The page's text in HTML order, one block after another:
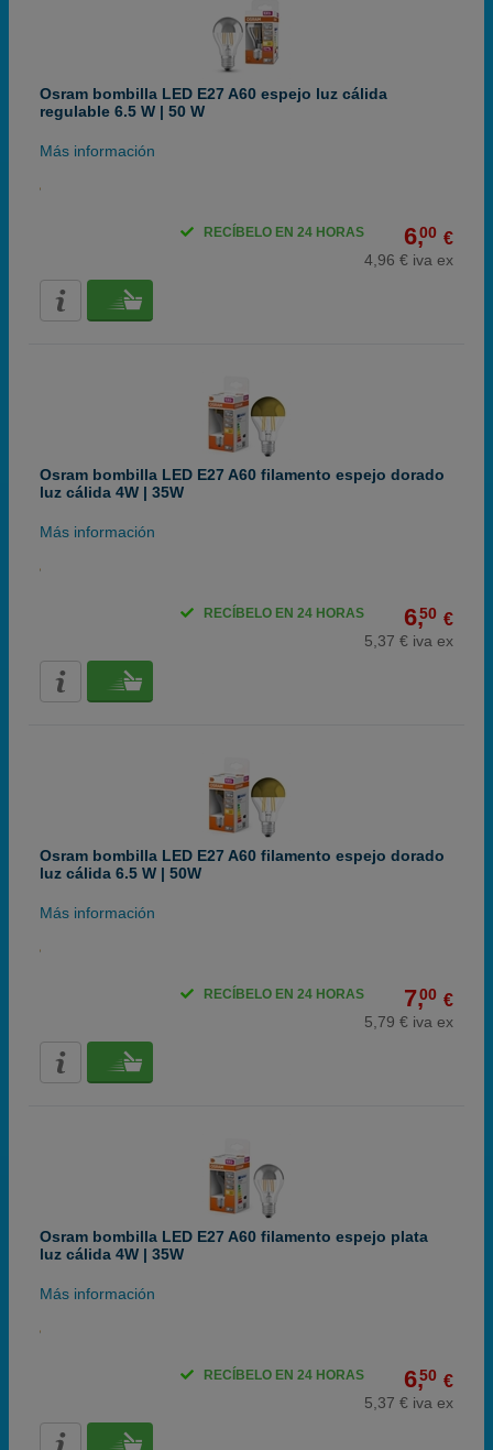
Osram bombilla LED E27 A60 espejo luz cálida
regulable 6.5 W | 50 W
Más información
6,00 €
4,96 € iva ex
RECÍBELO EN 24 HORAS
Osram bombilla LED E27 A60 filamento espejo dorado
luz cálida 4W | 35W
Más información
6,50 €
5,37 € iva ex
RECÍBELO EN 24 HORAS
Osram bombilla LED E27 A60 filamento espejo dorado
luz cálida 6.5 W | 50W
Más información
7,00 €
5,79 € iva ex
RECÍBELO EN 24 HORAS
Osram bombilla LED E27 A60 filamento espejo plata
luz cálida 4W | 35W
Más información
6,50 €
5,37 € iva ex
RECÍBELO EN 24 HORAS